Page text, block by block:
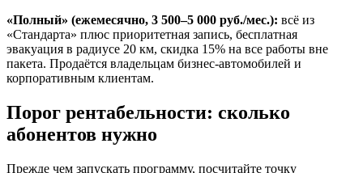
«Полный» (ежемесячно, 3 500–5 000 руб./мес.): всё из
«Стандарта» плюс приоритетная запись, бесплатная
эвакуация в радиусе 20 км, скидка 15% на все работы вне
пакета. Продаётся владельцам бизнес-автомобилей и
корпоративным клиентам.
Порог рентабельности: сколько
абонентов нужно
Прежде чем запускать программу, посчитайте точку